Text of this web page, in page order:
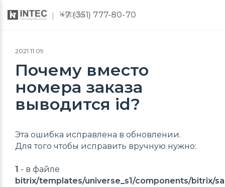
Курсы
+7 (351) 777-80-70
2021.11.09
Почему вместо
номера заказа
выводится id?
Эта ошибка исправлена в обновлении.
Для того чтобы исправить вручную нужно:
1 - в файле
bitrix/templates/universe_s1/components/bitrix/